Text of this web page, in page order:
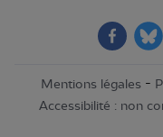
Mentions légales -
Accessibilité : non